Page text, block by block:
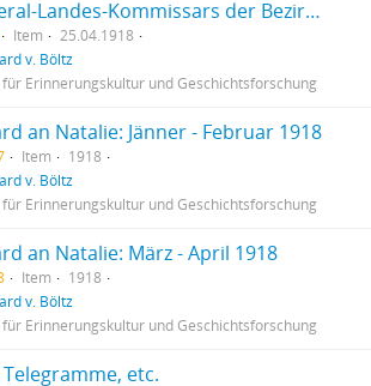
Befehl des General-Landes-Kommissars der Bezirke Cherson, Taurien und Katerinoslaw
Item
25.04.1918
v. Böltz
Erinnerungskultur und Geschichtsforschung
an Natalie: Jänner - Februar 1918
Item
1918
v. Böltz
Erinnerungskultur und Geschichtsforschung
an Natalie: März - April 1918
Item
1918
v. Böltz
Erinnerungskultur und Geschichtsforschung
etc.